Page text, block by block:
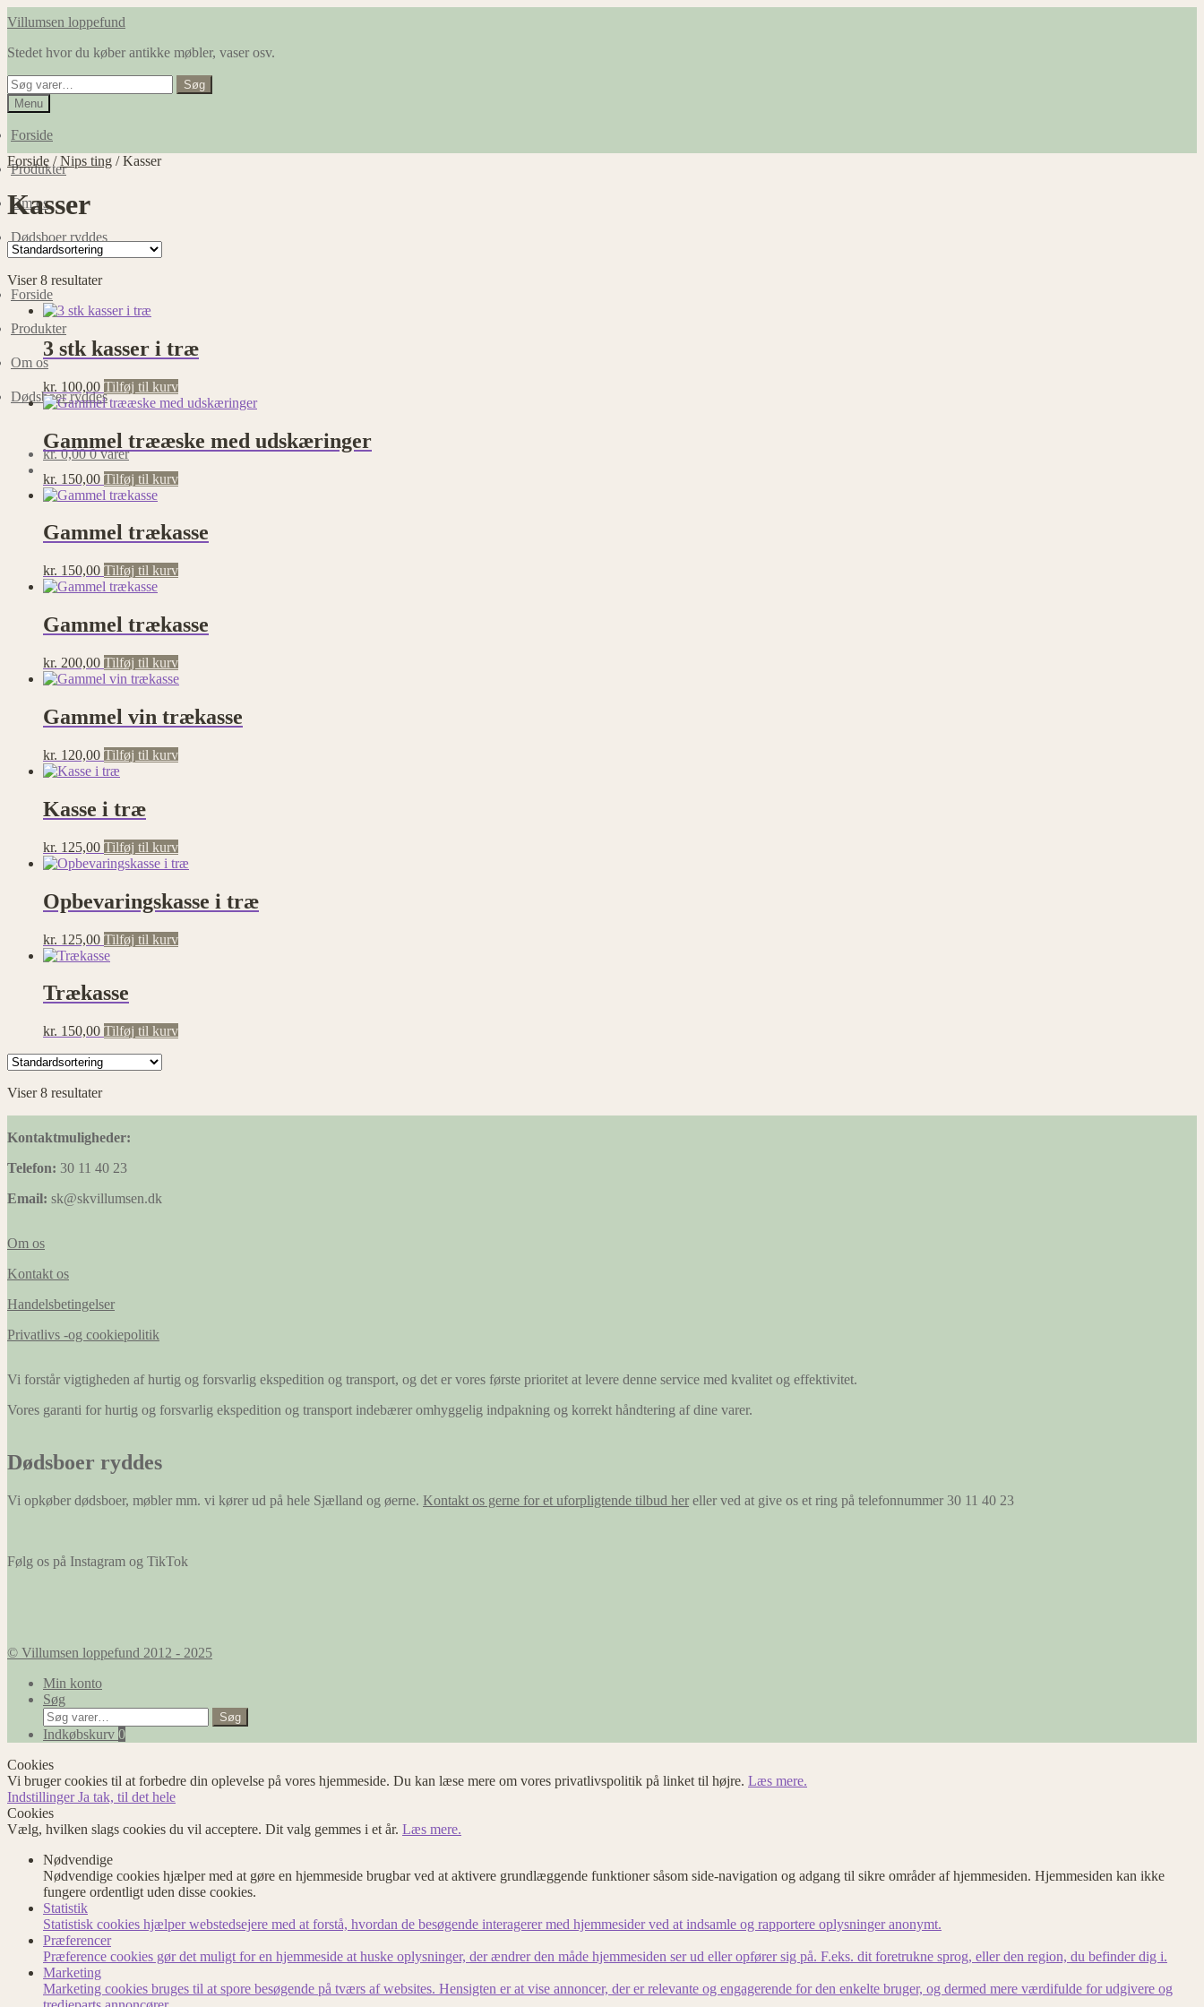
Spring
navigation
Spring
indhold
Villumsen loppefund
Stedet hvor du køber antikke møbler, vaser osv.
Søg
efter:
Søg
Menu
Forside
Produkter
Om os
Dødsboer ryddes
Forside
Produkter
Om os
Dødsboer ryddes
kr.0,00 0 varer
Forside /Nips ting /Kasser
Kasser
Viser 8 resultater
3 stk kasser i træ
kr. 100,00 Tilføj til kurv
Gammel trææske med udskæringer
kr. 150,00 Tilføj til kurv
Gammel trækasse
kr. 150,00 Tilføj til kurv
Gammel trækasse
kr. 200,00 Tilføj til kurv
Gammel vin trækasse
kr. 120,00 Tilføj til kurv
Kasse i træ
kr. 125,00 Tilføj til kurv
Opbevaringskasse i træ
kr. 125,00 Tilføj til kurv
Trækasse
kr. 150,00 Tilføj til kurv
Viser 8 resultater
Kontaktmuligheder:
Telefon: 30 11 40 23
Email: sk@skvillumsen.dk
Om os
Kontakt os
Handelsbetingelser
Privatlivs -og cookiepolitik
Vi forstår vigtigheden af hurtig og forsvarlig ekspedition og transport, og det er vores første prioritet at levere denne service med kvalitet og effektivitet.
Vores garanti for hurtig og forsvarlig ekspedition og transport indebærer omhyggelig indpakning og korrekt håndtering af dine varer.
Dødsboer ryddes
Vi opkøber dødsboer, møbler mm. vi kører ud på hele Sjælland og øerne. Kontakt os gerne for et uforpligtende tilbud her eller ved at give os et ring på telefonnummer 30 11 40 23
Følg os på Instagram og TikTok
© Villumsen loppefund 2012 - 2025
Min konto
Søg
Søg
efter:
Søg
Indkøbskurv 0
Cookies
Vi bruger cookies til at forbedre din oplevelse på vores hjemmeside. Du kan læse mere om vores privatlivspolitik på linket til højre. Læs mere.
IndstillingerJa tak, til det hele
Cookies
Vælg, hvilken slags cookies du vil acceptere. Dit valg gemmes i et år. Læs mere.
Nødvendige
Nødvendige cookies hjælper med at gøre en hjemmeside brugbar ved at aktivere grundlæggende funktioner såsom side-navigation og adgang til sikre områder af hjemmesiden. Hjemmesiden kan ikke
fungere ordentligt uden disse cookies.
Statistik
Statistisk cookies hjælper webstedsejere med at forstå, hvordan de besøgende interagerer med hjemmesider ved at indsamle og rapportere oplysninger anonymt.
Præferencer
Præference cookies gør det muligt for en hjemmeside at huske oplysninger, der ændrer den måde hjemmesiden ser ud eller opfører sig på. F.eks. dit foretrukne sprog, eller den region, du befinder dig i.
Marketing
Marketing cookies bruges til at spore besøgende på tværs af websites. Hensigten er at vise annoncer, der er relevante og engagerende for den enkelte bruger, og dermed mere værdifulde for udgivere og